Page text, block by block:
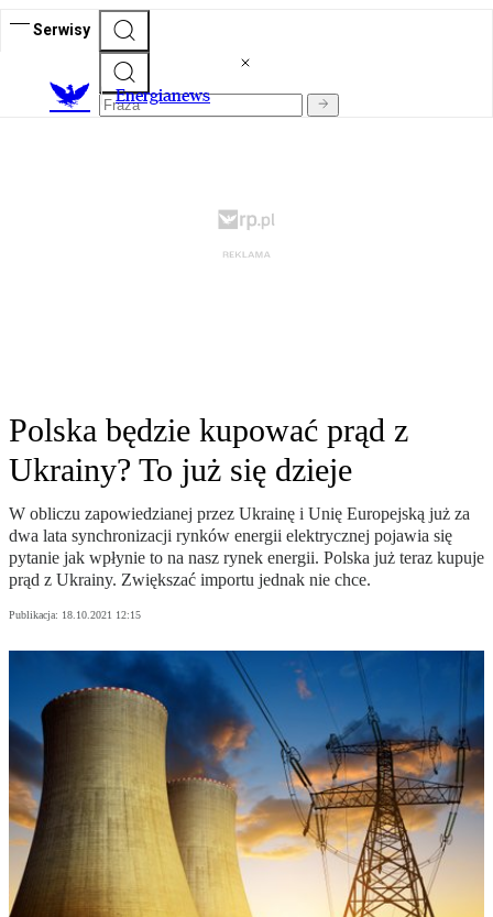
Serwisy
Energianews
Polska będzie kupować prąd z
Ukrainy? To już się dzieje
W obliczu zapowiedzianej przez Ukrainę i Unię Europejską już za
dwa lata synchronizacji rynków energii elektrycznej pojawia się
pytanie jak wpłynie to na nasz rynek energii. Polska już teraz kupuje
prąd z Ukrainy. Zwiększać importu jednak nie chce.
Publikacja: 18.10.2021 12:15